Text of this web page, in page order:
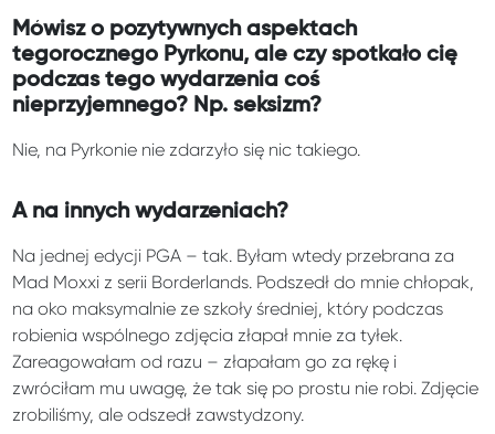
Mówisz o pozytywnych aspektach
tegorocznego Pyrkonu, ale czy spotkało cię
podczas tego wydarzenia coś
nieprzyjemnego? Np. seksizm?
Nie, na Pyrkonie nie zdarzyło się nic takiego.
A na innych wydarzeniach?
Na jednej edycji PGA – tak. Byłam wtedy przebrana za
Mad Moxxi z serii Borderlands. Podszedł do mnie chłopak,
na oko maksymalnie ze szkoły średniej, który podczas
robienia wspólnego zdjęcia złapał mnie za tyłek.
Zareagowałam od razu – złapałam go za rękę i
zwróciłam mu uwagę, że tak się po prostu nie robi. Zdjęcie
zrobiliśmy, ale odszedł zawstydzony.